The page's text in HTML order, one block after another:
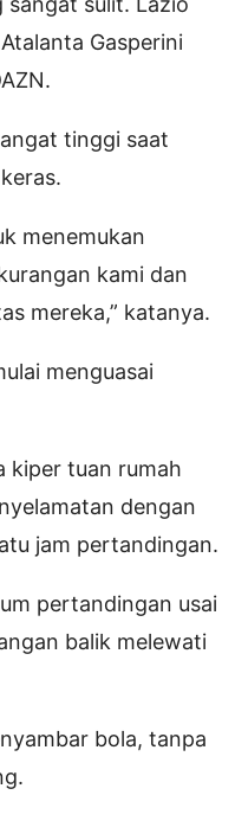
Gasperini
tinggi saat
menemukan
kami dan
mereka,” katanya.
menguasai
kiper tuan rumah
dengan
jam pertandingan.
pertandingan usai
balik melewati
bola, tanpa